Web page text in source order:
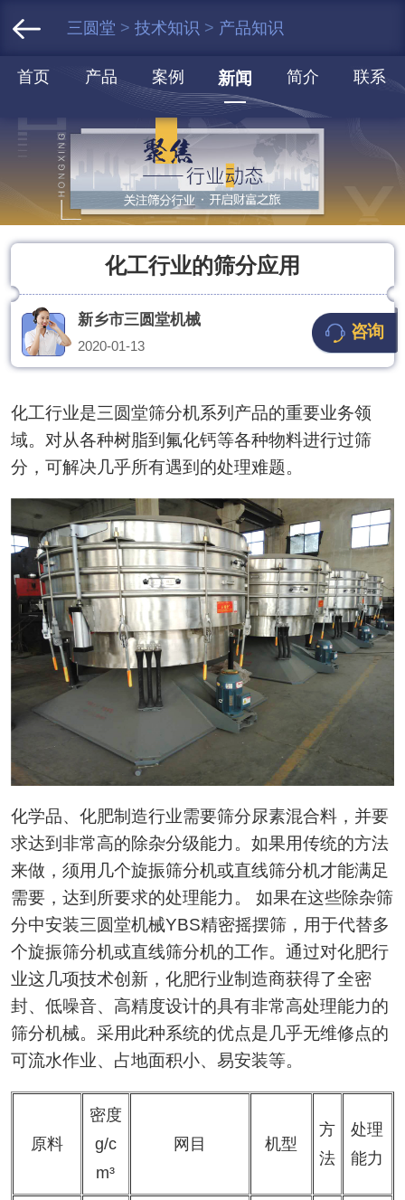
三圆堂 > 技术知识 > 产品知识
首页 产品 案例 新闻 简介 联系
化工行业的筛分应用
新乡市三圆堂机械
2020-01-13
咨询
化工行业是三圆堂筛分机系列产品的重要业务领
域。对从各种树脂到氟化钙等各种物料进行过筛
分，可解决几乎所有遇到的处理难题。
化学品、化肥制造行业需要筛分尿素混合料，并要
求达到非常高的除杂分级能力。如果用传统的方法
来做，须用几个旋振筛分机或直线筛分机才能满足
需要，达到所要求的处理能力。 如果在这些除杂筛
分中安装三圆堂机械YBS精密摇摆筛，用于代替多
个旋振筛分机或直线筛分机的工作。通过对化肥行
业这几项技术创新，化肥行业制造商获得了全密
封、低噪音、高精度设计的具有非常高处理能力的
筛分机械。采用此种系统的优点是几乎无维修点的
可流水作业、占地面积小、易安装等。
原料
密度
g/c
m³
网目 机型
方
法
处理
能力